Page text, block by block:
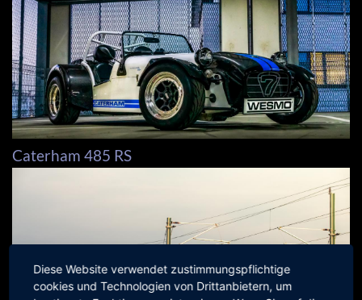
Caterham 485 RS
Diese Website verwendet zustimmungspflichtige
cookies und Technologien von Drittanbietern, um